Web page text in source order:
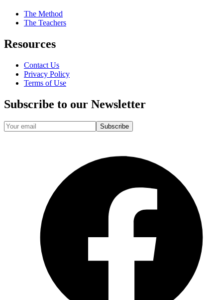
The Method
The Teachers
Resources
Contact Us
Privacy Policy
Terms of Use
Subscribe to our Newsletter
Subscribe